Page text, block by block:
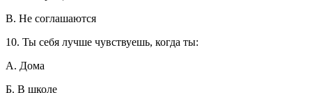
В. Не соглашаются
10. Ты себя лучше чувствуешь, когда ты:
А. Дома
Б. В школе